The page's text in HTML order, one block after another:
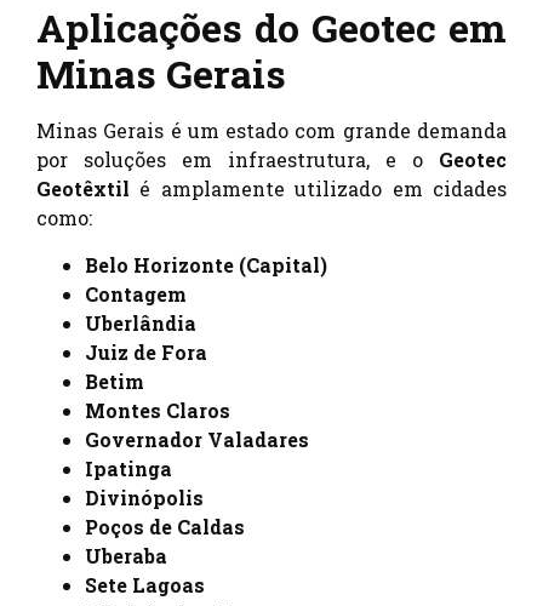
Aplicações do Geotec em
Minas Gerais
Minas Gerais é um estado com grande demanda
por soluções em infraestrutura, e o Geotec
Geotêxtil é amplamente utilizado em cidades
como:
Belo Horizonte (Capital)
Contagem
Uberlândia
Juiz de Fora
Betim
Montes Claros
Governador Valadares
Ipatinga
Divinópolis
Poços de Caldas
Uberaba
Sete Lagoas